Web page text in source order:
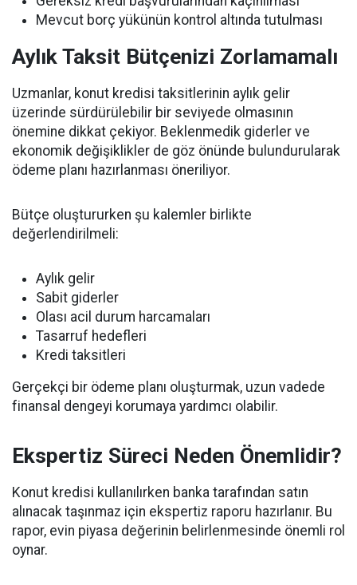
Mevcut borç yükünün kontrol altında tutulması
Aylık Taksit Bütçenizi Zorlamamalı
Uzmanlar, konut kredisi taksitlerinin aylık gelir
üzerinde sürdürülebilir bir seviyede olmasının
önemine dikkat çekiyor. Beklenmedik giderler ve
ekonomik değişiklikler de göz önünde bulundurularak
ödeme planı hazırlanması öneriliyor.
Bütçe oluştururken şu kalemler birlikte
değerlendirilmeli:
Aylık gelir
Sabit giderler
Olası acil durum harcamaları
Tasarruf hedefleri
Kredi taksitleri
Gerçekçi bir ödeme planı oluşturmak, uzun vadede
finansal dengeyi korumaya yardımcı olabilir.
Ekspertiz Süreci Neden Önemlidir?
Konut kredisi kullanılırken banka tarafından satın
alınacak taşınmaz için ekspertiz raporu hazırlanır. Bu
rapor, evin piyasa değerinin belirlenmesinde önemli rol
oynar.